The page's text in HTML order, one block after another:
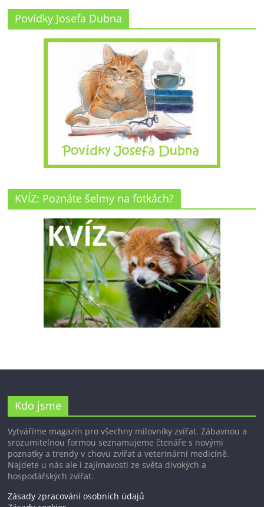
Povídky Josefa Dubna
KVÍZ: Poznáte šelmy na fotkách?
Kdo jsme
Vytváříme magazín pro všechny milovníky zvířat. Zábavnou a
srozumitelnou formou seznamujeme čtenáře s novými
poznatky a trendy v chovu zvířat a veterinární medicíně.
Najdete u nás ale i zajímavosti ze světa divokých a
hospodářských zvířat.
Zásady zpracování osobních údajů